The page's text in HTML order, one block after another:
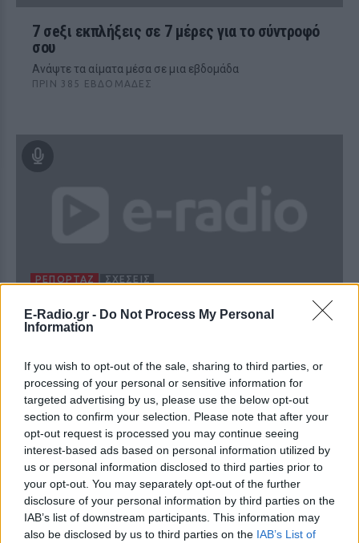
E-Radio.gr - Do Not Process My Personal
Information
If you wish to opt-out of the sale, sharing to third parties, or
processing of your personal or sensitive information for
targeted advertising by us, please use the below opt-out
section to confirm your selection. Please note that after your
opt-out request is processed you may continue seeing
interest-based ads based on personal information utilized by
us or personal information disclosed to third parties prior to
your opt-out. You may separately opt-out of the further
disclosure of your personal information by third parties on the
IAB’s list of downstream participants. This information may
also be disclosed by us to third parties on the IAB’s List of
7 σeξι εκπλήξεις σε 7 μέρες για το σύντροφό
σου
Ανάψτε τα αίματα μέσα σε μια εβδομάδα
ΠΡΙΝ 385 ΕΒΔΟΜΆΔΕΣ
ΡΕΠΟΡΤΑΖ ΣΧΈΣΕΙΣ
Ζει το καμάκι; Πώς φλερτάρoυμε σήμερα
ΡΕΠΟΡΤΑΖ FOCUS ON